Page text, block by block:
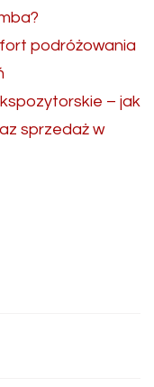
podróżowania
– jak
sprzedaż w